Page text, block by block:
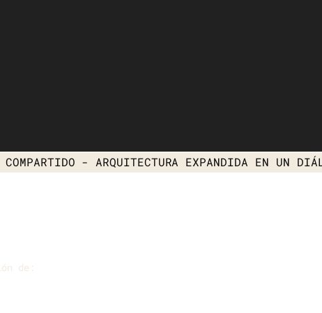
- ARQUITECTURA EXPANDIDA EN UN
de: